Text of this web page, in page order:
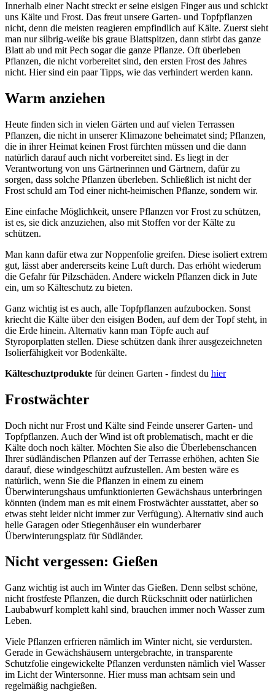
Innerhalb einer Nacht streckt er seine eisigen Finger aus und schickt
uns Kälte und Frost. Das freut unsere Garten- und Topfpflanzen
nicht, denn die meisten reagieren empfindlich auf Kälte. Zuerst sieht
man nur silbrig-weiße bis graue Blattspitzen, dann stirbt das ganze
Blatt ab und mit Pech sogar die ganze Pflanze. Oft überleben
Pflanzen, die nicht vorbereitet sind, den ersten Frost des Jahres
nicht. Hier sind ein paar Tipps, wie das verhindert werden kann.
Warm anziehen
Heute finden sich in vielen Gärten und auf vielen Terrassen
Pflanzen, die nicht in unserer Klimazone beheimatet sind; Pflanzen,
die in ihrer Heimat keinen Frost fürchten müssen und die dann
natürlich darauf auch nicht vorbereitet sind. Es liegt in der
Verantwortung von uns Gärtnerinnen und Gärtnern, dafür zu
sorgen, dass solche Pflanzen überleben. Schließlich ist nicht der
Frost schuld am Tod einer nicht-heimischen Pflanze, sondern wir.
Eine einfache Möglichkeit, unsere Pflanzen vor Frost zu schützen,
ist es, sie dick anzuziehen, also mit Stoffen vor der Kälte zu
schützen.
Man kann dafür etwa zur Noppenfolie greifen. Diese isoliert extrem
gut, lässt aber andererseits keine Luft durch. Das erhöht wiederum
die Gefahr für Pilzschäden. Andere wickeln Pflanzen dick in Jute
ein, um so Kälteschutz zu bieten.
Ganz wichtig ist es auch, alle Topfpflanzen aufzubocken. Sonst
kriecht die Kälte über den eisigen Boden, auf dem der Topf steht, in
die Erde hinein. Alternativ kann man Töpfe auch auf
Styroporplatten stellen. Diese schützen dank ihrer ausgezeichneten
Isolierfähigkeit vor Bodenkälte.
Kälteschuztprodukte für deinen Garten - findest du hier
Frostwächter
Doch nicht nur Frost und Kälte sind Feinde unserer Garten- und
Topfpflanzen. Auch der Wind ist oft problematisch, macht er die
Kälte doch noch kälter. Möchten Sie also die Überlebenschancen
Ihrer südländischen Pflanzen auf der Terrasse erhöhen, achten Sie
darauf, diese windgeschützt aufzustellen. Am besten wäre es
natürlich, wenn Sie die Pflanzen in einem zu einem
Überwinterungshaus umfunktionierten Gewächshaus unterbringen
könnten (indem man es mit einem Frostwächter ausstattet, aber so
etwas steht leider nicht immer zur Verfügung). Alternativ sind auch
helle Garagen oder Stiegenhäuser ein wunderbarer
Überwinterungsplatz für Südländer.
Nicht vergessen: Gießen
Ganz wichtig ist auch im Winter das Gießen. Denn selbst schöne,
nicht frostfeste Pflanzen, die durch Rückschnitt oder natürlichen
Laubabwurf komplett kahl sind, brauchen immer noch Wasser zum
Leben.
Viele Pflanzen erfrieren nämlich im Winter nicht, sie verdursten.
Gerade in Gewächshäusern untergebrachte, in transparente
Schutzfolie eingewickelte Pflanzen verdunsten nämlich viel Wasser
im Licht der Wintersonne. Hier muss man achtsam sein und
regelmäßig nachgießen.